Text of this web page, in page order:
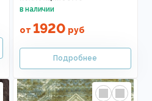
от 1920 руб